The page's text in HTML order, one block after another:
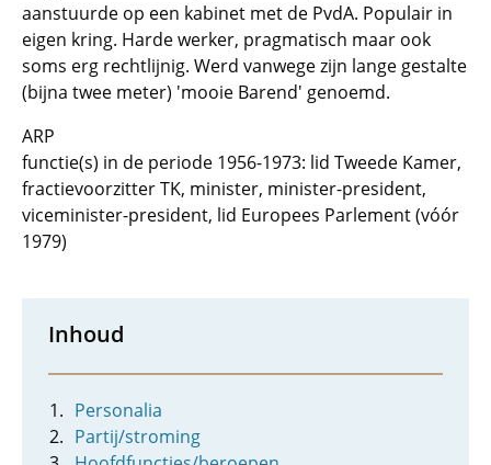
aanstuurde op een kabinet met de PvdA. Populair in
eigen kring. Harde werker, pragmatisch maar ook
soms erg rechtlijnig. Werd vanwege zijn lange gestalte
(bijna twee meter) 'mooie Barend' genoemd.
ARP
functie(s) in de periode 1956-1973: lid Tweede Kamer,
fractievoorzitter TK, minister, minister-president,
viceminister-president, lid Europees Parlement (vóór
1979)
Inhoud
Personalia
Partij/stroming